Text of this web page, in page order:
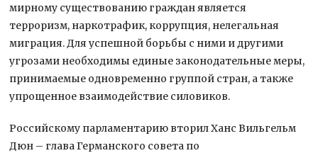
мирному существованию граждан является
терроризм, наркотрафик, коррупция, нелегальная
миграция. Для успешной борьбы с ними и другими
угрозами необходимы единые законодательные меры,
принимаемые одновременно группой стран, а также
упрощенное взаимодействие силовиков.
Российскому парламентарию вторил Ханс Вильгельм
Дюн – глава Германского совета по